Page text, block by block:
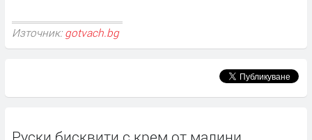
Източник: gotvach.bg